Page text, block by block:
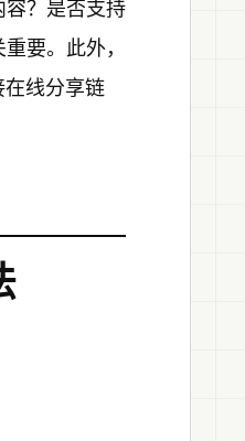
容？是否支持
要。此外，
线分享链